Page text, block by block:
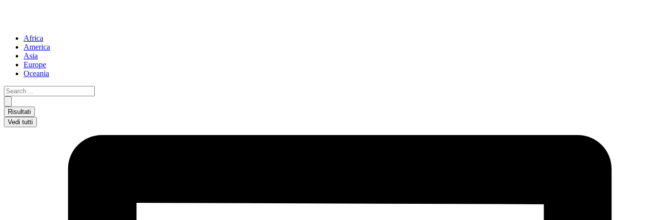
Africa
America
Asia
Europe
Oceania
Search
...
Risultati
Vedi tutti